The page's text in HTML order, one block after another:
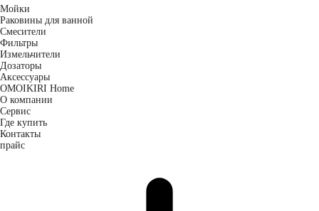
Мойки
Раковины для ванной
Смесители
Фильтры
Измельчители
Дозаторы
Аксессуары
OMOIKIRI Home
О компании
Сервис
Где купить
Контакты
прайс